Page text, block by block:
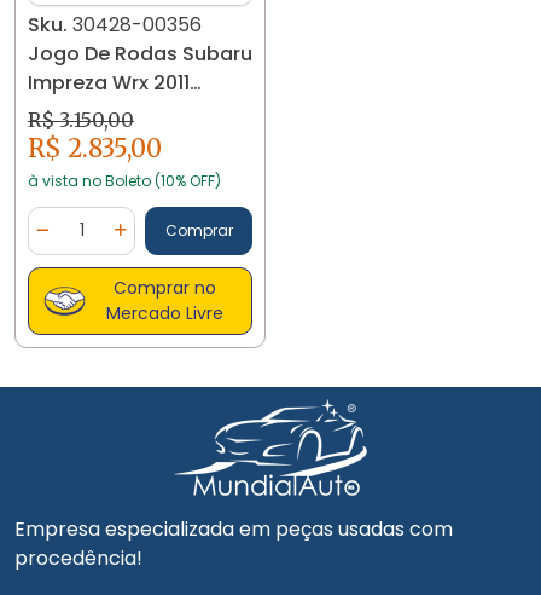
Sku. 30428-00356
Jogo De Rodas Subaru
Impreza Wrx 2011
30428 Dourado
R$ 3.150,00
R$ 2.835,00
à vista no Boleto (10% OFF)
Diminuir Quantidade
Quantidade
Adicionar Quantidade
Comprar
Comprar no
Mercado Livre
Empresa especializada em peças usadas com
procedência!